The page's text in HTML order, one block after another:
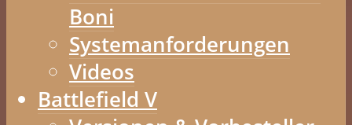
Boni
Systemanforderungen
Videos
Battlefield V